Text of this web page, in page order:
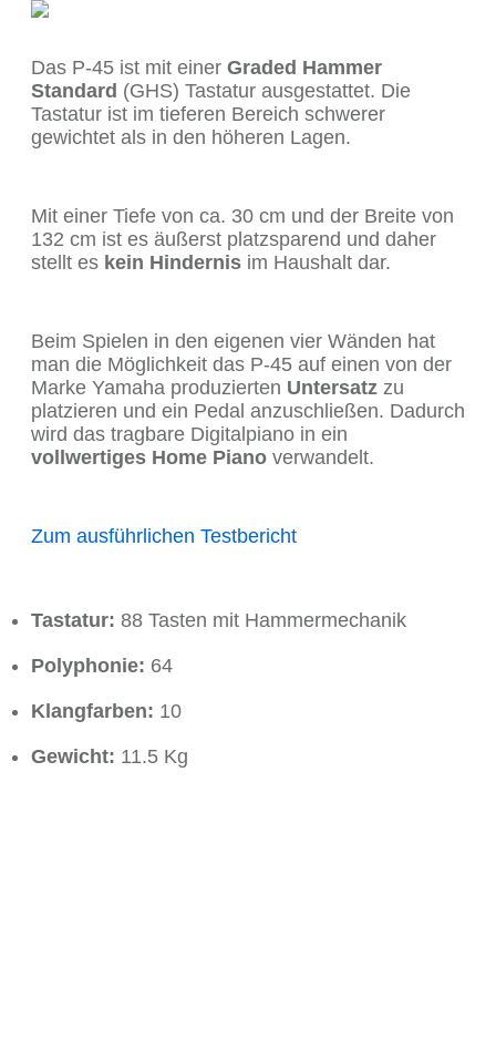
Das P-45 ist mit einer Graded Hammer
Standard (GHS) Tastatur ausgestattet. Die
Tastatur ist im tieferen Bereich schwerer
gewichtet als in den höheren Lagen.
Mit einer Tiefe von ca. 30 cm und der Breite von
132 cm ist es äußerst platzsparend und daher
stellt es kein Hindernis im Haushalt dar.
Beim Spielen in den eigenen vier Wänden hat
man die Möglichkeit das P-45 auf einen von der
Marke Yamaha produzierten Untersatz zu
platzieren und ein Pedal anzuschließen. Dadurch
wird das tragbare Digitalpiano in ein
vollwertiges Home Piano verwandelt.
Zum ausführlichen Testbericht
Tastatur: 88 Tasten mit Hammermechanik
Polyphonie: 64
Klangfarben: 10
Gewicht: 11.5 Kg